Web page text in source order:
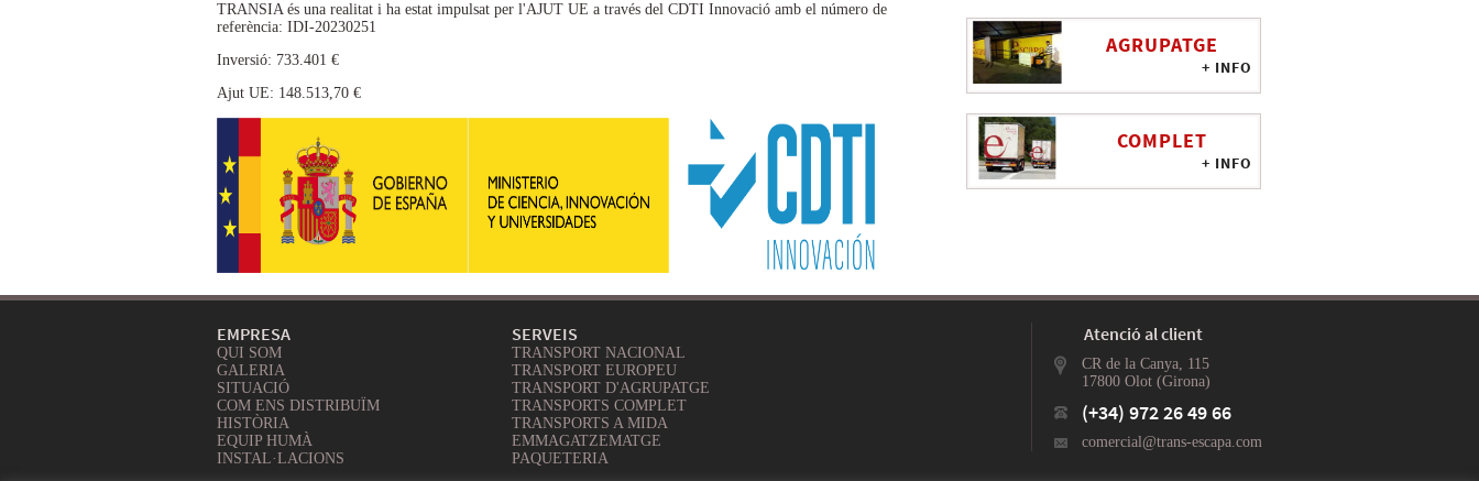
TRANSIA és una realitat i ha estat impulsat per l'AJUT UE a través del CDTI Innovació amb el número de
referència: IDI-20230251
Inversió: 733.401 €
Ajut UE: 148.513,70 €
AGRUPATGE
+ INFO
COMPLET
+ INFO
EMPRESA
QUI SOM
GALERIA
SITUACIÓ
COM ENS DISTRIBUÏM
HISTÒRIA
EQUIP HUMÀ
INSTAL·LACIONS
SERVEIS
TRANSPORT NACIONAL
TRANSPORT EUROPEU
TRANSPORT D'AGRUPATGE
TRANSPORTS COMPLET
TRANSPORTS A MIDA
EMMAGATZEMATGE
PAQUETERIA
Atenció al client
CR de la Canya, 115
17800 Olot (Girona)
(+34) 972 26 49 66
comercial@trans-escapa.com